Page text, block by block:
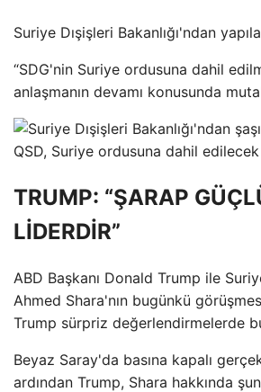
Suriye Dışişleri Bakanlığı'ndan
“SDG'nin Suriye ordusuna dahil
anlaşmanın devamı konusunda
TRUMP: “ŞARAP
LİDERDİR”
ABD Başkanı Donald Trump ile
Ahmed Shara'nın bugünkü
Trump sürpriz değerlendirmelerde
Beyaz Saray'da basına kapalı
ardından Trump, Shara hakkında